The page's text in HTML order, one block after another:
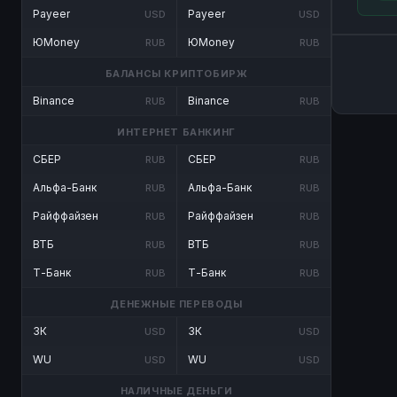
Payeer USD
ЮMoney RUB
Payeer USD
ЮMoney RUB
БАЛАНСЫ КРИПТОБИРЖ
Binance RUB Binance RUB
ИНТЕРНЕТ БАНКИНГ
СБЕР RUB
Альфа-Банк RUB
Райффайзен RUB
ВТБ RUB
Т-Банк RUB
СБЕР RUB
Альфа-Банк RUB
Райффайзен RUB
ВТБ RUB
Т-Банк RUB
ДЕНЕЖНЫЕ ПЕРЕВОДЫ
ЗК USD
WU USD
ЗК USD
WU USD
НАЛИЧНЫЕ ДЕНЬГИ